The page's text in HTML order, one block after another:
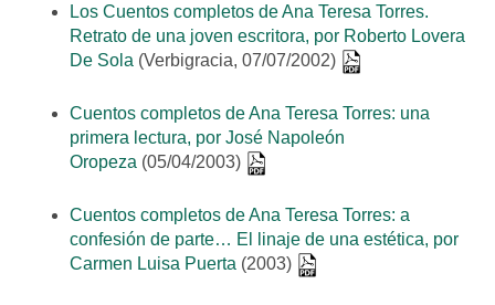
Los Cuentos completos de Ana Teresa Torres.
Retrato de una joven escritora, por Roberto Lovera
De Sola (Verbigracia, 07/07/2002)
Cuentos completos de Ana Teresa Torres: una
primera lectura, por José Napoleón
Oropeza (05/04/2003)
Cuentos completos de Ana Teresa Torres: a
confesión de parte… El linaje de una estética, por
Carmen Luisa Puerta (2003)